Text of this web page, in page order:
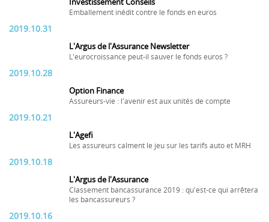
Investissement Conseils
Emballement inédit contre le fonds en euros
2019.10.31
L'Argus de l'Assurance Newsletter
L'eurocroissance peut-il sauver le fonds euros ?
2019.10.28
Option Finance
Assureurs-vie : l'avenir est aux unités de compte
2019.10.21
L'Agefi
Les assureurs calment le jeu sur les tarifs auto et MRH
2019.10.18
L'Argus de l'Assurance
Classement bancassurance 2019 : qu'est-ce qui arrêtera
les bancassureurs ?
2019.10.16